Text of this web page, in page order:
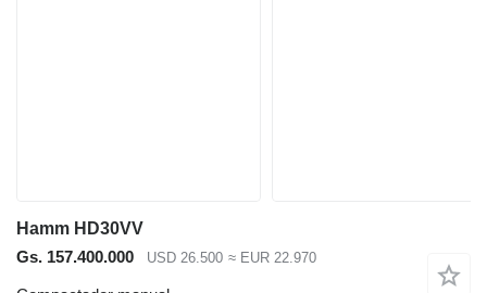
Hamm HD30VV
Gs. 157.400.000
USD 26.500 ≈ EUR 22.970